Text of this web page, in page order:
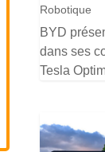
Robotique
BYD
dans ses
Tesla